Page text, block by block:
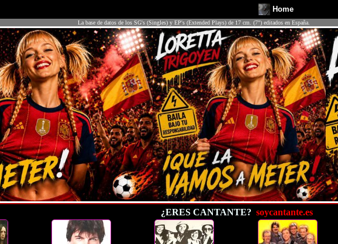
Home
La base de datos de los SG's (Singles) y EP's (Extended Plays) de 17 cm. (7") editados en España.
¿ERES CANTANTE? soycantante.es